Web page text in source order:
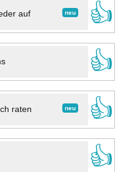
neu
auf
👍
👍
neu
raten
👍
👍